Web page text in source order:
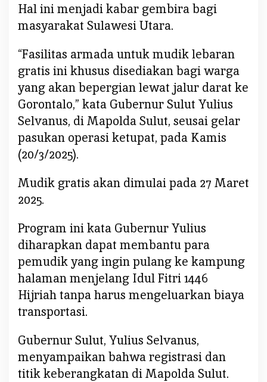
a
n
a
d
a
M
d
L
a
r
n
G
r
i
Hal ini menjadi kabar gembira bagi
masyarakat Sulawesi Utara.
“Fasilitas armada untuk mudik lebaran
gratis ini khusus disediakan bagi warga
yang akan bepergian lewat jalur darat ke
Gorontalo,” kata Gubernur Sulut Yulius
Selvanus, di Mapolda Sulut, seusai gelar
pasukan operasi ketupat, pada Kamis
(20/3/2025).
Mudik gratis akan dimulai pada 27 Maret
2025.
Program ini kata Gubernur Yulius
diharapkan dapat membantu para
pemudik yang ingin pulang ke kampung
halaman menjelang Idul Fitri 1446
Hijriah tanpa harus mengeluarkan biaya
transportasi.
Gubernur Sulut, Yulius Selvanus,
menyampaikan bahwa registrasi dan
titik keberangkatan di Mapolda Sulut.